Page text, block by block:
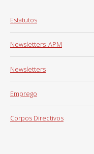
Estatutos
Newsletters_APM
Newsletters
Emprego
Corpos Directivos